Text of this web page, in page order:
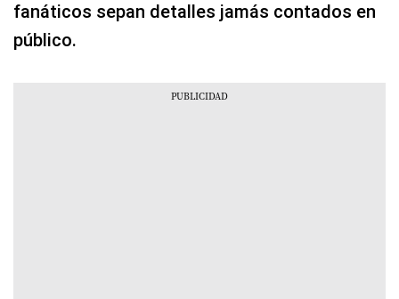
fanáticos sepan detalles jamás contados en
público.